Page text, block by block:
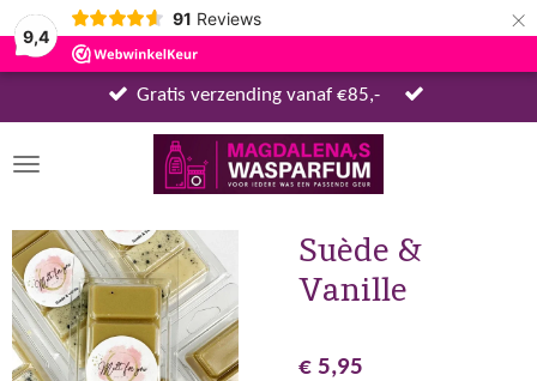
9,4
91 Reviews ×
Gratis verzending vanaf €85,-
Suède &
Vanille
€ 5,95